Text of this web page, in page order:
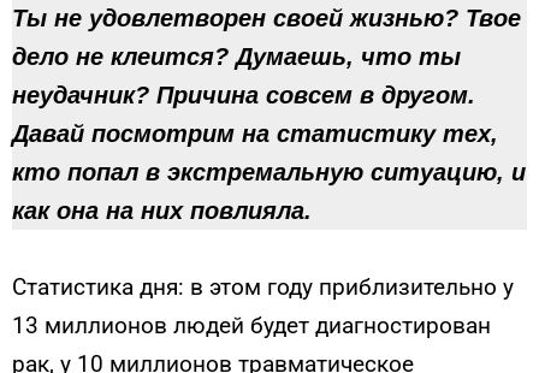
Ты не удовлетворен своей жизнью? Твое
дело не клеится? Думаешь, что ты
неудачник? Причина совсем в другом.
Давай посмотрим на статистику тех,
кто попал в экстремальную ситуацию, и
как она на них повлияла.
Статистика дня: в этом году приблизительно у
13 миллионов людей будет диагностирован
рак, у 10 миллионов травматическое